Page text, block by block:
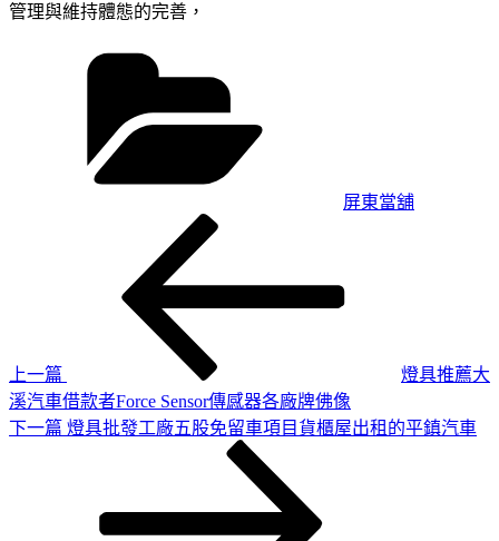
管理與維持體態的完善，
屏東當舖
上一篇
燈具推薦大
溪汽車借款者Force Sensor傳感器各廠牌佛像
下
下一篇 燈具批發工廠五股免留車項目貨櫃屋出租的平鎮汽車